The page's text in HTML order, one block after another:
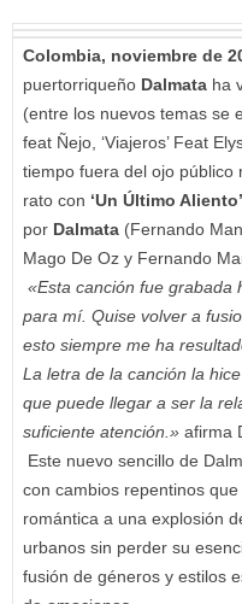
Colombia, noviembre de
puertorriqueño Dalmata ha
(entre los nuevos temas se
feat Ñejo, ‘Viajeros’ Feat
tiempo fuera del ojo público
rato con ‘Un Último Aliento’
por Dalmata (Fernando
Mago De Oz y Fernando
«Esta canción fue grabada
para mí. Quise volver a
esto siempre me ha
La letra de la canción la
que puede llegar a ser la
suficiente atención.» afirma
Este nuevo sencillo de
con cambios repentinos
romántica a una explosión
urbanos sin perder su
fusión de géneros y estilos